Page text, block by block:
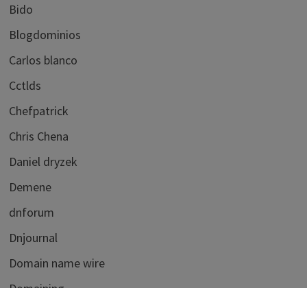
Bido
Blogdominios
Carlos blanco
Cctlds
Chefpatrick
Chris Chena
Daniel dryzek
Demene
dnforum
Dnjournal
Domain name wire